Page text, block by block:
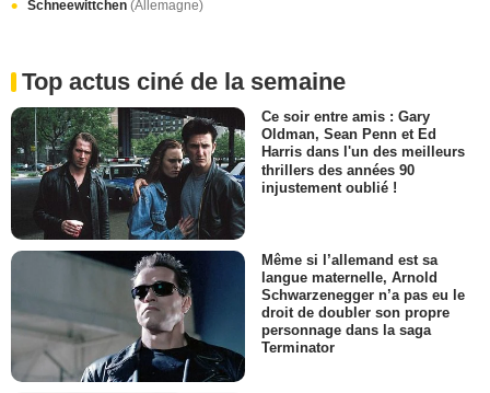
Schneewittchen (Allemagne)
Top actus ciné de la semaine
Ce soir entre amis : Gary
Oldman, Sean Penn et Ed
Harris dans l'un des meilleurs
thrillers des années 90
injustement oublié !
Même si l’allemand est sa
langue maternelle, Arnold
Schwarzenegger n’a pas eu le
droit de doubler son propre
personnage dans la saga
Terminator